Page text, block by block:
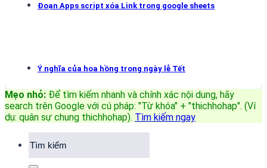
Đoạn Apps script xóa Link trong google sheets
Ý nghĩa của hoa hồng trong ngày lễ Tết
Mẹo nhỏ: Để tìm kiếm nhanh và chính xác nội dung, hãy
search trên Google với cú pháp: "Từ khóa" + "thichhohap". (Ví
dụ: quân sự chung thichhohap). Tìm kiếm ngay